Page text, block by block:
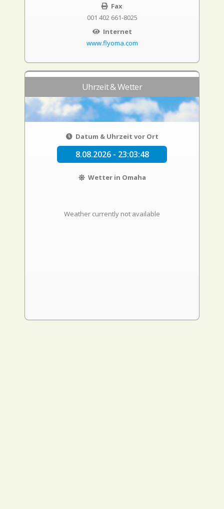
Fax
001 402 661-8025
Internet
www.flyoma.com
Uhrzeit & Wetter
Datum & Uhrzeit vor Ort
8.08.2026 - 23:03:49
Wetter in Omaha
Weather currently not available